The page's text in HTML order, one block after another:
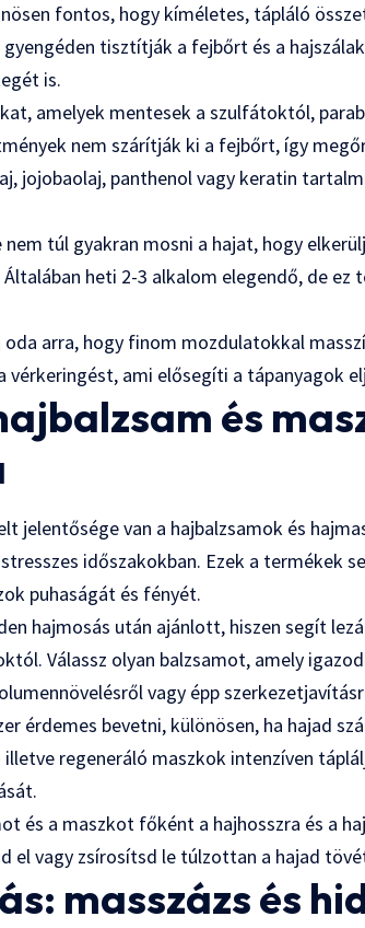
fontos, hogy kíméletes, tápláló
gyengéden tisztítják a fejbőrt és a
is.
amelyek mentesek a szulfátoktól,
nem szárítják ki a fejbőrt, így
jojobaolaj, panthenol vagy keratin
nem túl gyakran mosni a hajat, hogy
heti 2-3 alkalom elegendő, de ez
arra, hogy finom mozdulatokkal
vérkeringést, ami elősegíti a tápanyagok
és
jelentősége van a hajbalzsamok és
időszakokban. Ezek a termékek
puhaságát és fényét.
hajmosás után ajánlott, hiszen segít
Válassz olyan balzsamot, amely
vagy épp
érdemes bevetni, különösen, ha hajad
regeneráló maszkok intenzíven
és a maszkot főként a hajhosszra és a
el vagy zsírosítsd le túlzottan a hajad
masszázs és